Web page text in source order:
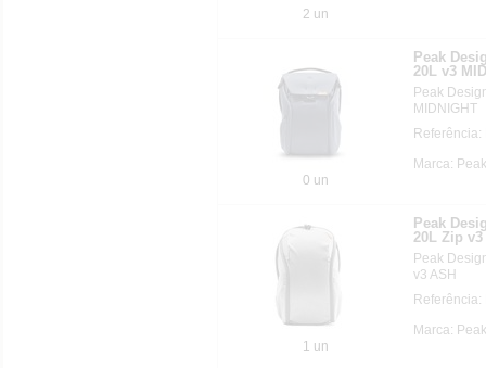
2 un
0 un
Peak
20L v3
Peak
MIDNIGHT
Marca:
1 un
Peak
20L Zip
Peak
v3 ASH
Referência:
Marca: